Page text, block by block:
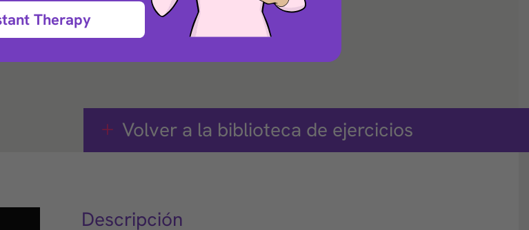
Volver a la biblioteca de ejercicios
Descripción
Therapy